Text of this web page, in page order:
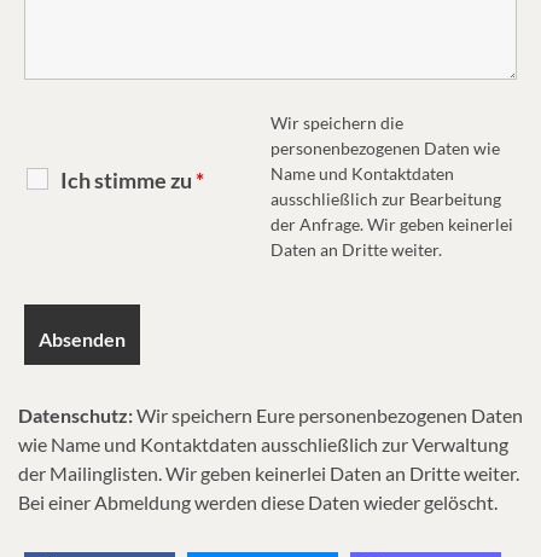
Ich stimme zu*
Wir speichern die
personenbezogenen Daten wie
Name und Kontaktdaten
ausschließlich zur Bearbeitung
der Anfrage. Wir geben keinerlei
Daten an Dritte weiter.
Datenschutz:Wir speichern Eure personenbezogenen Daten
wie Name und Kontaktdaten ausschließlich zur Verwaltung
der Mailinglisten. Wir geben keinerlei Daten an Dritte weiter.
Bei einer Abmeldung werden diese Daten wieder gelöscht.